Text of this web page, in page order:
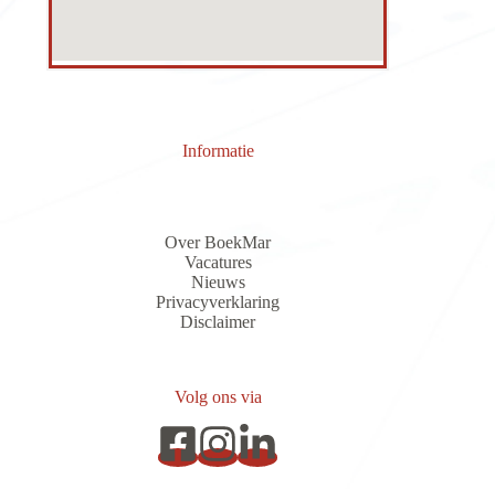
Informatie
Over BoekMar
Vacatures
Nieuws
Privacyverklaring
Disclaimer
Volg ons via